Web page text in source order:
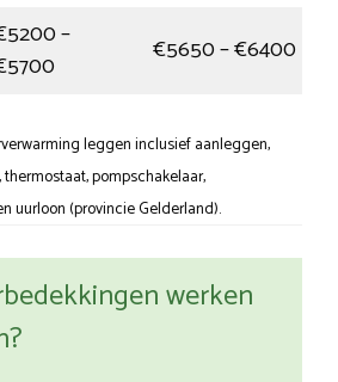
–
€5650 – €6400
leggen inclusief aanleggen,
pompschakelaar,
uurloon (provincie Gelderland).
werken